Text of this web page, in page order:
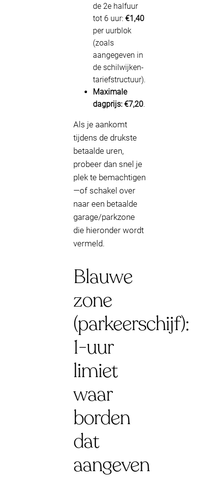
de 2e halfuur
tot 6 uur: €1,40
per uurblok
(zoals
aangegeven in
de schilwijken-
tariefstructuur).
Maximale
dagprijs: €7,20.
Als je aankomt
tijdens de drukste
betaalde uren,
probeer dan snel je
plek te bemachtigen
—of schakel over
naar een betaalde
garage/parkzone
die hieronder wordt
vermeld.
Blauwe
zone
(parkeerschijf):
1-uur
limiet
waar
borden
dat
aangeven